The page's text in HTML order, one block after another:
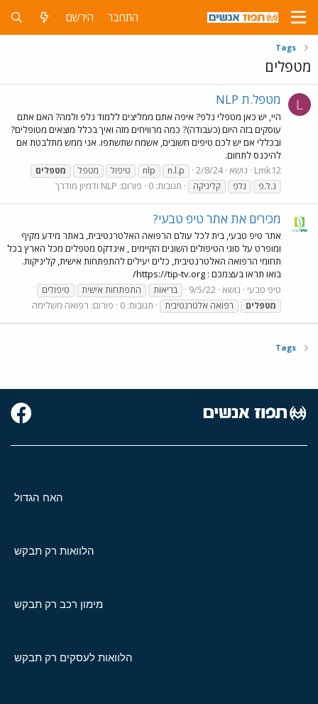
התחבר הירשם
Tags
מטפלים
L מטפל.ת NLP
היי, יש כאן מטפלי נלפ? איפה אתם ממליצים ללמוד נלפ ולמה? האם אתם
עוסקים בזה היום (כעבודה)? כמה מרוויחים מזה ואיך בכלל מוצאים מטופלים?
ובכללי אם יש לכם טיפים חשובים, אשמח שתשתפו. אני ממש מתלבטת אם
להיכנס לתחום.
Lmk12
נושא 2/8/24
n.l.p
nlp טיפול מטפל
מטפלים
נ.ל.פ
נלפ קליניקה תגובות: 0 פורום: NLP ודמיון מודרך
מכירים את אתר טיפ טבעי?
אתר טיפ טבעי, בית לכל עולם הרפואה האלטרנטיבית, באתר מידע מקיף
ומופרט על סוגי הטיפולים השונים הקיימים , אינדקס מטפלים מכל הארץ בכל
תחומי הרפואה האלטרנטיבית, כלים יעילים להתפתחות אישית, קליניקות.
בואו תראו בעצמכם : https://tip-tv.org/
טיפ טבעי
נושא 9/5/22 בריאות התפתחות אישית
טיפולים
מטפלים
רפואה אלטרנטיבית תגובות: 0 פורום: רפואה משלימה
Tags
האח הגדול
הלוואות רק תבקש
מימון רכב רק תבקש
הלוואות לעסקים רק תבקש